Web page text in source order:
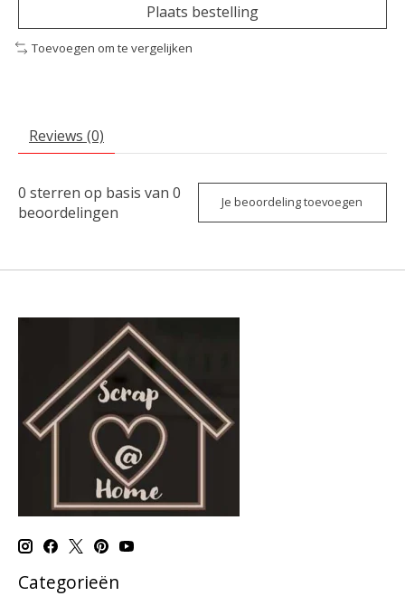
Plaats bestelling
Toevoegen om te vergelijken
Reviews (0)
0 sterren op basis van 0
beoordelingen
Je beoordeling toevoegen
Categorieën